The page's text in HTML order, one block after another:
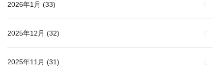
2026年1月 (33)
2025年12月 (32)
2025年11月 (31)